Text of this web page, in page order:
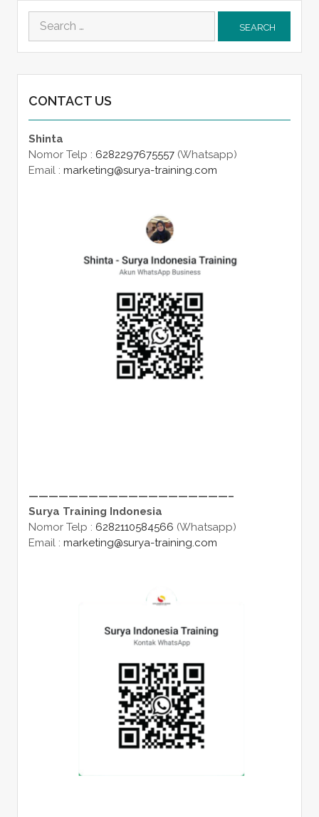
Search
for:
CONTACT US
Shinta
Nomor Telp : 6282297675557(Whatsapp)
Email : marketing@surya-training.com
————————————————————–
Surya Training Indonesia
Nomor Telp : 6282110584566 (Whatsapp)
Email : marketing@surya-training.com